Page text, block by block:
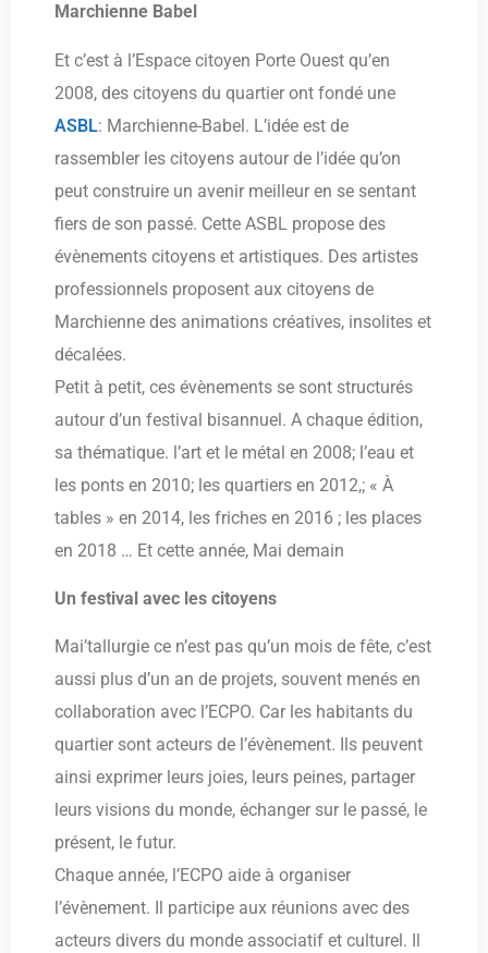
Marchienne Babel
Et c’est à l’Espace citoyen Porte Ouest qu’en
2008, des citoyens du quartier ont fondé une
ASBL: Marchienne-Babel. L’idée est de
rassembler les citoyens autour de l’idée qu’on
peut construire un avenir meilleur en se sentant
fiers de son passé. Cette ASBL propose des
évènements citoyens et artistiques. Des artistes
professionnels proposent aux citoyens de
Marchienne des animations créatives, insolites et
décalées.
Petit à petit, ces évènements se sont structurés
autour d’un festival bisannuel. A chaque édition,
sa thématique. l’art et le métal en 2008; l’eau et
les ponts en 2010; les quartiers en 2012,; « À
tables » en 2014, les friches en 2016 ; les places
en 2018 … Et cette année, Mai demain
Un festival avec les citoyens
Mai’tallurgie ce n’est pas qu’un mois de fête, c’est
aussi plus d’un an de projets, souvent menés en
collaboration avec l’ECPO. Car les habitants du
quartier sont acteurs de l’évènement. Ils peuvent
ainsi exprimer leurs joies, leurs peines, partager
leurs visions du monde, échanger sur le passé, le
présent, le futur.
Chaque année, l’ECPO aide à organiser
l’évènement. Il participe aux réunions avec des
acteurs divers du monde associatif et culturel. Il